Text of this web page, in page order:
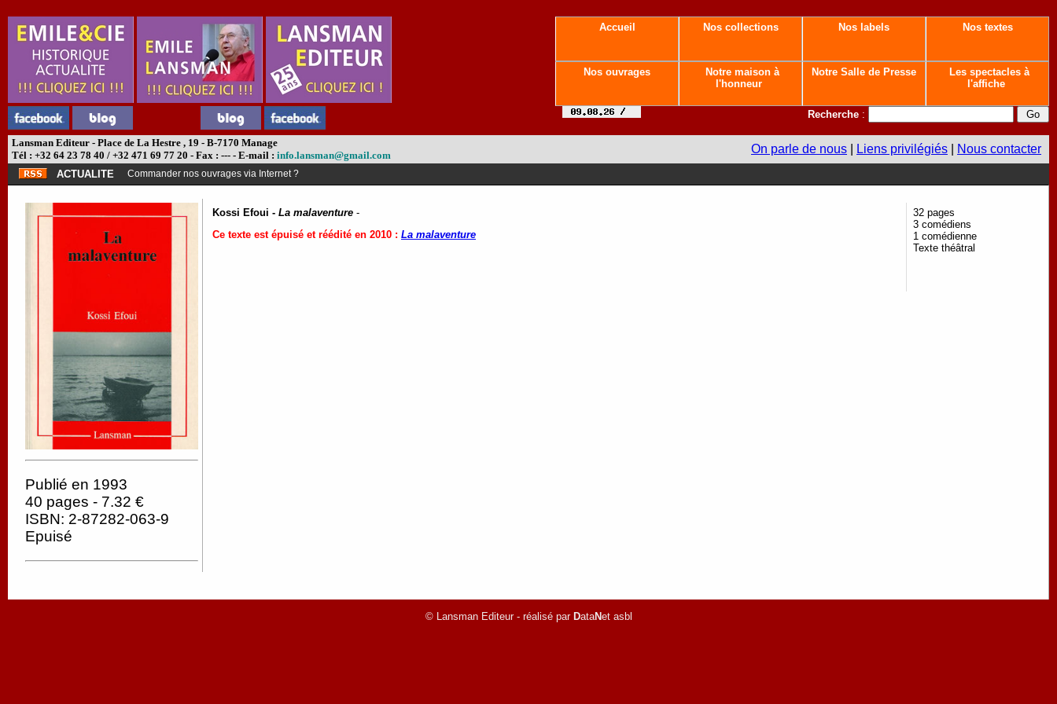
Accueil Nos collections Nos labels Nos textes
Nos ouvrages
Notre maison à
l'honneur
Notre Salle de Presse
Les spectacles à
l'affiche
Recherche :
Lansman Editeur - Place de La Hestre , 19 - B-7170 Manage
Tél : +32 64 23 78 40 / +32 471 69 77 20 - Fax : --- - E-mail : info.lansman@gmail.com On parle de nous Liens privilégiés Nous contacter
ACTUALITE Commander nos ouvrages via Internet ?
Publié en 1993
40 pages - 7.32 €
ISBN: 2-87282-063-9
Epuisé
Kossi Efoui - La malaventure -
Ce texte est épuisé et réédité en 2010 : La malaventure
32 pages
3 comédiens
1 comédienne
Texte théâtral
© Lansman Editeur - réalisé par DataNet asbl